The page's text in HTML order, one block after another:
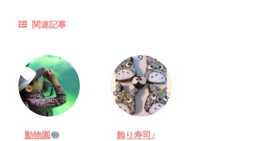
関連記事
動物園 飾り寿司♪